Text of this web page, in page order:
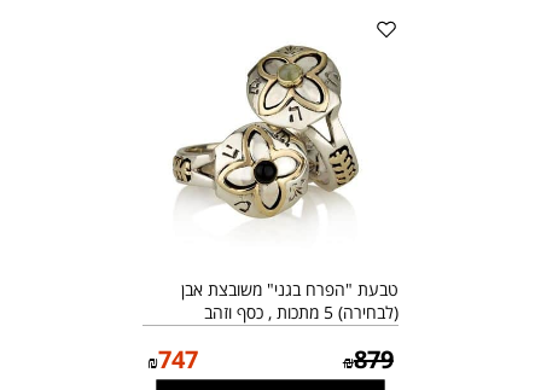
טבעת "הפרח בגני" משובצת אבן
(לבחירה) 5 מתכות , כסף וזהב
₪879
₪747